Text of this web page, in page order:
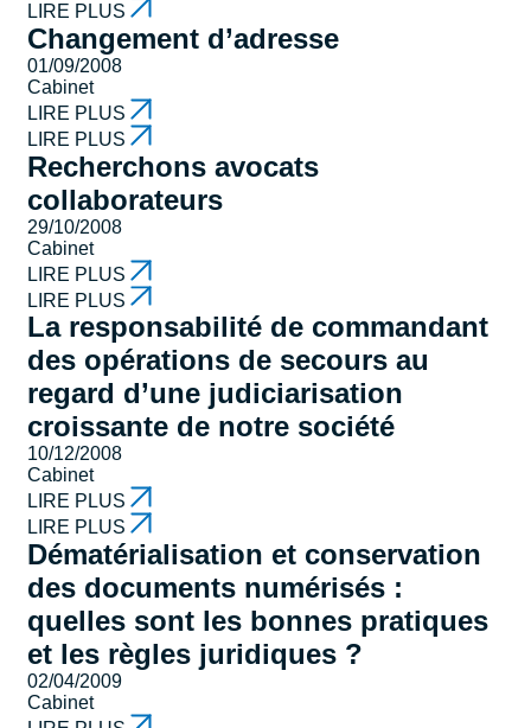
LIRE PLUS
Changement d’adresse
01/09/2008
Cabinet
LIRE PLUS
LIRE PLUS
Recherchons avocats
collaborateurs
29/10/2008
Cabinet
LIRE PLUS
LIRE PLUS
La responsabilité de commandant
des opérations de secours au
regard d’une judiciarisation
croissante de notre société
10/12/2008
Cabinet
LIRE PLUS
LIRE PLUS
Dématérialisation et conservation
des documents numérisés :
quelles sont les bonnes pratiques
et les règles juridiques ?
02/04/2009
Cabinet